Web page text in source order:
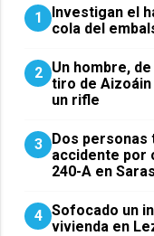
1
Investigan el
cola del
2 Un hombre,
tiro de
un rifle
3 ​Dos personas
accidente por
240-A en
4 Sofocado un
vivienda en